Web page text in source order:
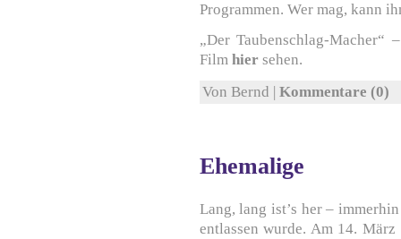
Programmen. Wer mag, kann
„Der Taubenschlag-
Film hier sehen.
Von Bernd | Kommentare (0)
Ehemalige
Lang, lang ist’s her –
entlassen wurde. Am 14.